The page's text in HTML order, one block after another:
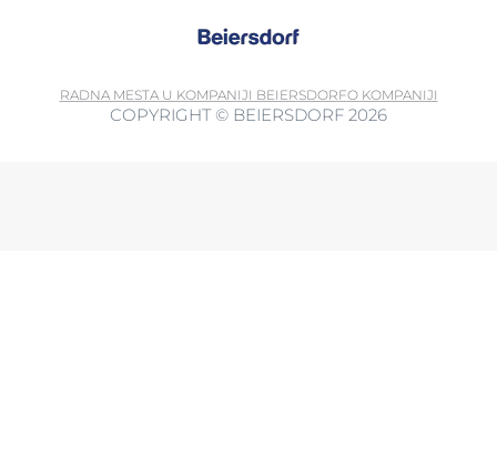
RADNA MESTA U KOMPANIJI BEIERSDORFO KOMPANIJI
COPYRIGHT © BEIERSDORF 2026